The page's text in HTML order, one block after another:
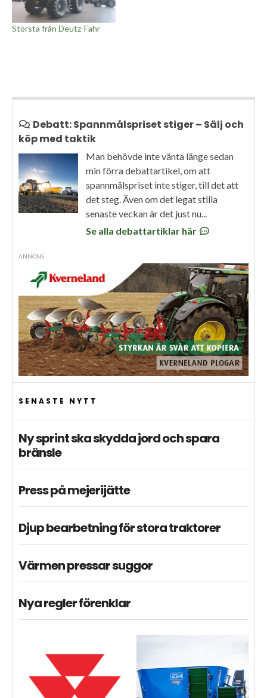
Största från Deutz-Fahr
Debatt: Spannmålspriset stiger – Sälj och
köp med taktik
Man behövde inte vänta länge sedan
min förra debattartikel, om att
spannmålspriset inte stiger, till det att
det steg. Även om det legat stilla
senaste veckan är det just nu...
Se alla debattartiklar här
ANNONS
SENASTE NYTT
Ny sprint ska skydda jord och spara
bränsle
Press på mejerijätte
Djup bearbetning för stora traktorer
Värmen pressar suggor
Nya regler förenklar